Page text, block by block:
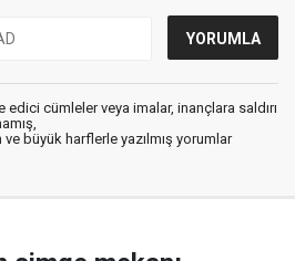
edici cümleler veya imalar, inançlara saldırı
büyük harflerle yazılmış yorumlar